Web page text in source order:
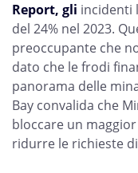
Report, gli incidenti
del 24% nel 2023.
preoccupante che
dato che le frodi
panorama delle
Bay convalida che
bloccare un
ridurre le richieste